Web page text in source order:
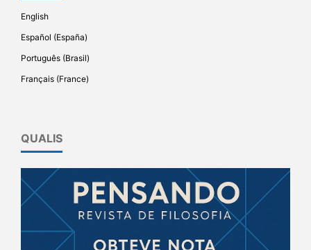
English
Español (España)
Português (Brasil)
Français (France)
QUALIS